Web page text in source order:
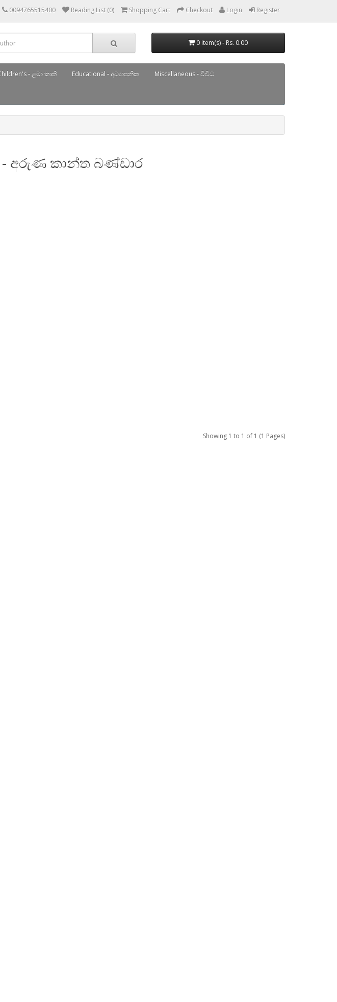
0094765515400 Reading List (0) Shopping Cart Checkout Login Register
0 item(s) - Rs. 0.00
- ළමා කෘති Educational - අධ්‍යාපනික Miscellaneous - විවිධ
- අරුණ කාන්ත බණ්ඩාර
Showing 1 to 1 of 1 (1 Pages)